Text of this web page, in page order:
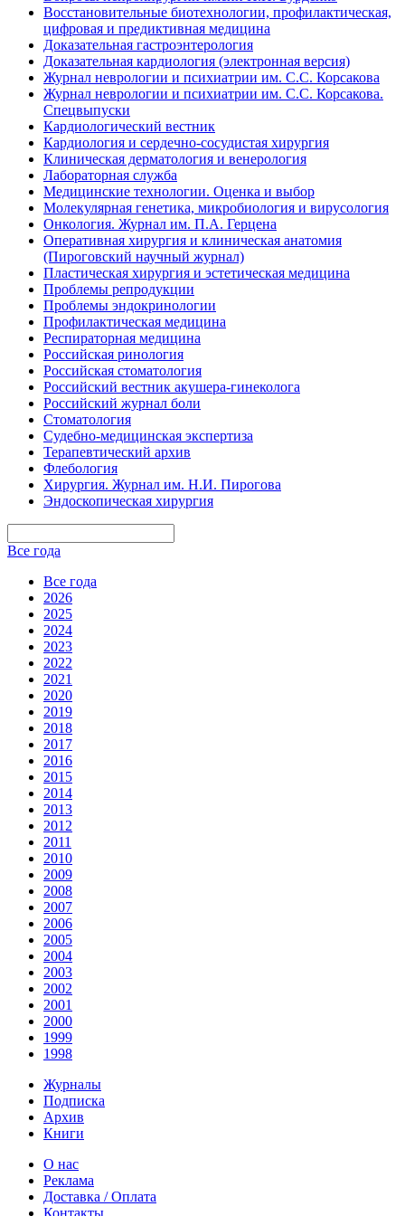
Восстановительные биотехнологии, профилактическая,
цифровая и предиктивная медицина
Доказательная гастроэнтерология
Доказательная кардиология (электронная версия)
Журнал неврологии и психиатрии им. С.С. Корсакова
Журнал неврологии и психиатрии им. С.С. Корсакова.
Спецвыпуски
Кардиологический вестник
Кардиология и сердечно-сосудистая хирургия
Клиническая дерматология и венерология
Лабораторная служба
Медицинские технологии. Оценка и выбор
Молекулярная генетика, микробиология и вирусология
Онкология. Журнал им. П.А. Герцена
Оперативная хирургия и клиническая анатомия
(Пироговский научный журнал)
Пластическая хирургия и эстетическая медицина
Проблемы репродукции
Проблемы эндокринологии
Профилактическая медицина
Респираторная медицина
Российская ринология
Российская стоматология
Российский вестник акушера-гинеколога
Российский журнал боли
Стоматология
Судебно-медицинская экспертиза
Терапевтический архив
Флебология
Хирургия. Журнал им. Н.И. Пирогова
Эндоскопическая хирургия
Все года
Все года
2026
2025
2024
2023
2022
2021
2020
2019
2018
2017
2016
2015
2014
2013
2012
2011
2010
2009
2008
2007
2006
2005
2004
2003
2002
2001
2000
1999
1998
Журналы
Подписка
Архив
Книги
О нас
Реклама
Доставка / Оплата
Контакты